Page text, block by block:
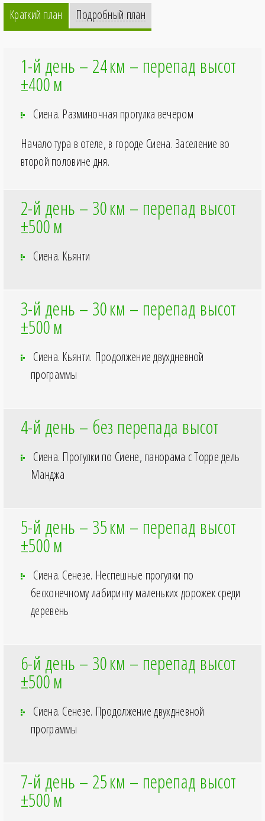
Краткий план Подробный план
1-й день – 24км – перепад высот
±400м
Сиена. Разминочная прогулка вечером
Начало тура в отеле, в городе Сиена. Заселение во
второй половине дня.
2-й день – 30км – перепад высот
±500м
Сиена. Кьянти
3-й день – 30км – перепад высот
±500м
Сиена. Кьянти. Продолжение двухдневной
программы
4-й день – без перепада высот
Сиена. Прогулки по Сиене, панорама с Торре дель
Манджа
5-й день – 35км – перепад высот
±500м
Сиена. Сенезе. Неспешные прогулки по
бесконечному лабиринту маленьких дорожек среди
деревень
6-й день – 30км – перепад высот
±500м
Сиена. Сенезе. Продолжение двухдневной
программы
7-й день – 25км – перепад высот
±500м